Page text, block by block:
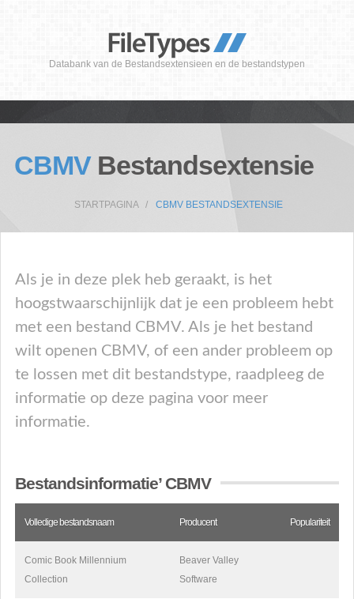
Databank van de Bestandsextensieen en de bestandstypen
CBMVBestandsextensie
STARTPAGINA CBMV BESTANDSEXTENSIE
Als je in deze plek heb geraakt, is het
hoogstwaarschijnlijk dat je een probleem hebt
met een bestand CBMV. Als je het bestand
wilt openen CBMV, of een ander probleem op
te lossen met dit bestandstype, raadpleeg de
informatie op deze pagina voor meer
informatie.
Bestandsinformatie’ CBMV
Volledige bestandsnaam Producent Populariteit
Comic Book Millennium
Collection
Beaver Valley
Software